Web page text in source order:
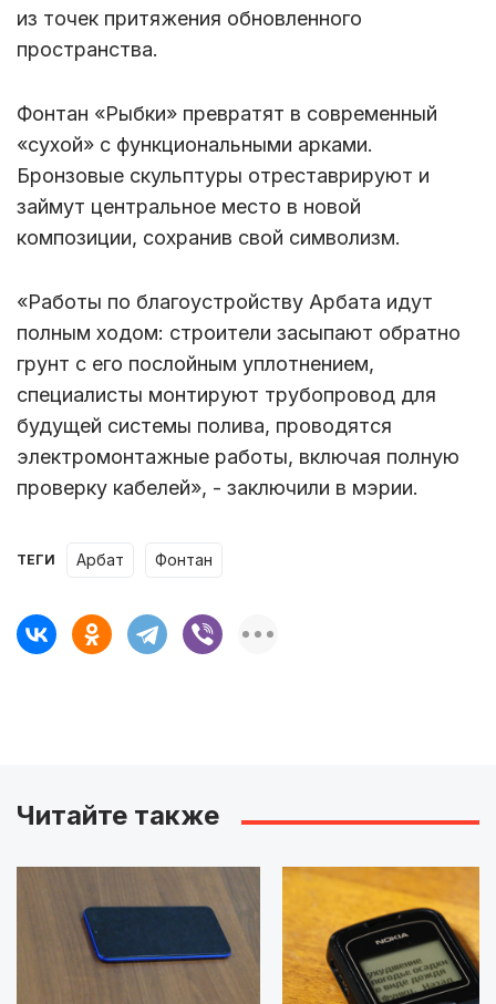
из точек притяжения обновленного
пространства.
Фонтан «Рыбки» превратят в современный
«сухой» с функциональными арками.
Бронзовые скульптуры отреставрируют и
займут центральное место в новой
композиции, сохранив свой символизм.
«Работы по благоустройству Арбата идут
полным ходом: строители засыпают обратно
грунт с его послойным уплотнением,
специалисты монтируют трубопровод для
будущей системы полива, проводятся
электромонтажные работы, включая полную
проверку кабелей», - заключили в мэрии.
ТЕГИ арбат фонтан
Читайте также